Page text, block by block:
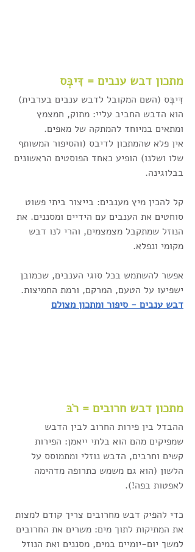
מתכון דבש ענבים = דִּיבְּס
דִּיבְּס (השם המקובל לדבש ענבים בערבית)
הוא הדבש החביב עליי: מתוק, חמצמץ
ומתאים במיוחד להמתקה של מאפים.
אין פלא שהמתכון לדיבס (והסיפור המשותף
שלו ושלנו) הופיע כאחד הפוסטים הראשונים
בבלוגינה.
קל להכין מיץ מענבים: בייצור ביתי פשוט
סוחטים את הענבים עם הידיים ומסננים. את
הנוזל שמתקבל מצמצמים, והרי לנו דבש
מקומי ונפלא.
אפשר להשתמש בכל סוגי הענבים, שכמובן
ישפיעו על הטעם, המרקם, ורמת החמיצות.
דבש ענבים - סיפור ומתכון מצולם
מתכון דבש חרובים = רֹבּ
ההבדל בין פירות החרוב לבין הדבש
שמפיקים מהם הוא בלתי ייאמן: הפירות
קשים וחרבים, הדבש נוזלי ומתמוסס על
הלשון (הוא גם משמש כתרופה מדהימה
לאפטות בפה!).
כדי להפיק דבש מחרובים צריך קודם למצות
את המתיקות לתוך מים: משרים את החרובים
למשך יום-יומיים במים, מסננים ואת הנוזל